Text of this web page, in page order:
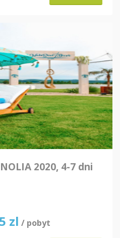
2020, 4-7 dni
zl / pobyt